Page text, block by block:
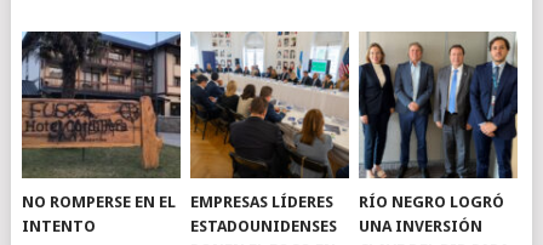
NO ROMPERSE EN EL
INTENTO
EMPRESAS LÍDERES
ESTADOUNIDENSES
RÍO NEGRO LOGRÓ
UNA INVERSIÓN